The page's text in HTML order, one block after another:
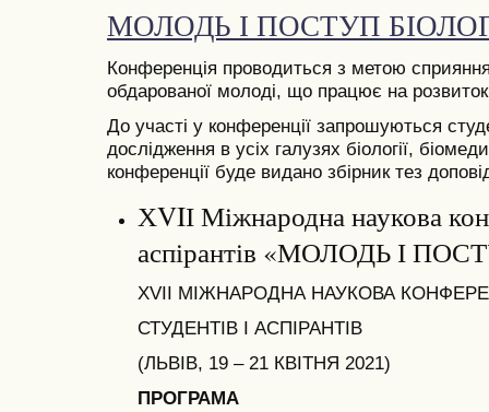
МОЛОДЬ І ПОСТУП
Конференція проводиться з метою
обдарованої молоді, що працює на розвиток
До участі у конференції запрошуються
дослідження в усіх галузях біології,
конференції буде видано збірник тез
ХVIІ Міжнародна наукова
аспірантів «МОЛОДЬ І
ХVIІ МІЖНАРОДНА НАУКОВА
СТУДЕНТІВ І АСПІРАНТІВ
(ЛЬВІВ, 19 – 21 КВІТНЯ 2021)
ПРОГРАМА